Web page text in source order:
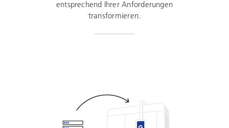
entsprechend Ihrer Anforderungen
transformieren.